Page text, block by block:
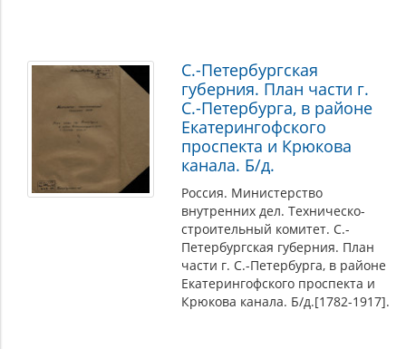
С.-Петербургская
губерния. План части г.
С.-Петербурга, в районе
Екатерингофского
проспекта и Крюкова
канала. Б/д.
Россия. Министерство
внутренних дел. Техническо-
строительный комитет. С.-
Петербургская губерния. План
части г. С.-Петербурга, в районе
Екатерингофского проспекта и
Крюкова канала. Б/д.[1782-1917].